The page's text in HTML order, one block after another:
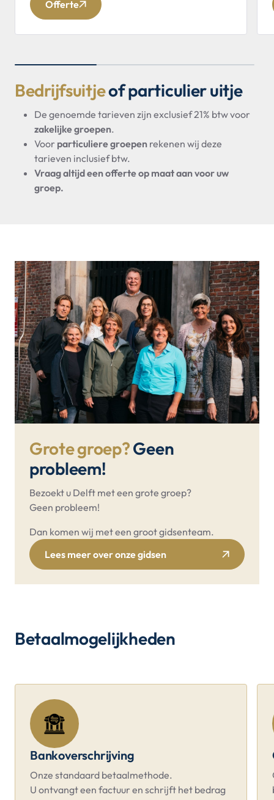
Offerte
Bedrijfsuitjeof particulier uitje
De genoemde tarieven zijn exclusief 21% btw voor
zakelijke groepen.
Voor particuliere groepen rekenen wij deze
tarieven inclusief btw.
Vraag altijd een offerte op maat aan voor uw
groep.
Grote groep?Geen
probleem!
Bezoekt u Delft met een grote groep?
Geen probleem!
Dan komen wij met een groot gidsenteam.
Lees meer over onze gidsen
Betaalmogelijkheden
Bankoverschrijving
Onze standaard betaalmethode.
U ontvangt een factuur en schrijft het bedrag